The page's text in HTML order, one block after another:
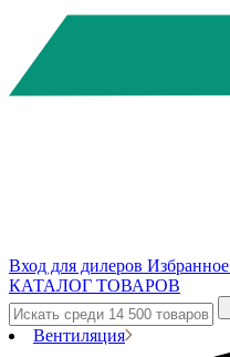
Вход для дилеров Избранное
КАТАЛОГ ТОВАРОВ
Вентиляция